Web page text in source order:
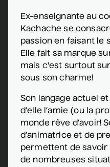
Ex-enseignante au
Kachache se
passion en faisant le
Elle fait sa marque
mais c'est surtout
sous son charme!
Son langage actuel
d’elle l’amie (ou la
monde rêve d’avoir!
d’animatrice et de
permettent de savoir
de nombreuses